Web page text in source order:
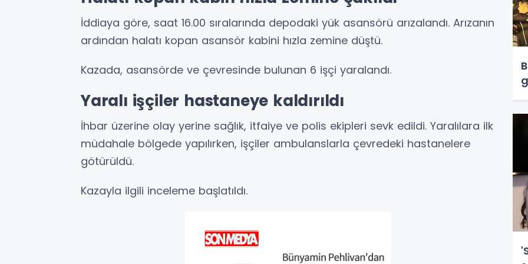
İddiaya göre, saat 16.00 sıralarında depodaki yük asansörü arızalandı. Arızanın
ardından halatı kopan asansör kabini hızla zemine düştü.
Kazada, asansörde ve çevresinde bulunan 6 işçi yaralandı.
Yaralı işçiler hastaneye kaldırıldı
İhbar üzerine olay yerine sağlık, itfaiye ve polis ekipleri sevk edildi. Yaralılara ilk
müdahale bölgede yapılırken, işçiler ambulanslarla çevredeki hastanelere
götürüldü.
Kazayla ilgili inceleme başlatıldı.